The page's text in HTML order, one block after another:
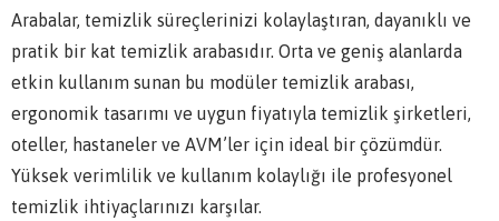
Arabalar, temizlik süreçlerinizi kolaylaştıran, dayanıklı ve
pratik bir kat temizlik arabasıdır. Orta ve geniş alanlarda
etkin kullanım sunan bu modüler temizlik arabası,
ergonomik tasarımı ve uygun fiyatıyla temizlik şirketleri,
oteller, hastaneler ve AVM’ler için ideal bir çözümdür.
Yüksek verimlilik ve kullanım kolaylığı ile profesyonel
temizlik ihtiyaçlarınızı karşılar.